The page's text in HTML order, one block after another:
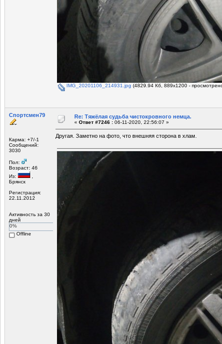
IMG_20201106_214931.jpg (4829.94 Кб, 889x1200 -
Спортсмен79
Карма: +7/-1
Сообщений:
3030
Пол:
Возраст: 46
Из:
Брянск
Регистрация:
22.11.2012
Активность за 30
дней
0%
Offline
Re: Тяжёлая судьба чистокровного немца.
« Ответ #7246 : 06-11-2020, 22:56:07 »
Другая. Заметно на фото, что внешняя сторона в хлам.